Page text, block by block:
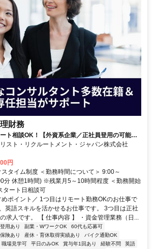
財務
ト相談OK！【外資系企業／正社員登用の可能性
モート勤務OK】経理財務
スト・リクルートメント・ジャパン株式会社
円
タイム制度 ＜勤務時間について＞ 9:00～
分 休憩1時間) ※残業月5～10時間程度 ＜勤務開始
ート日相談可
ポイント／ 1つ目はリモート勤務OKのお仕事で
英語スキルを活かせるお仕事です。 3つ目は正社
求人です。 【 仕事内容 】 ・資金管理業務（日...
用あり 副業・WワークOK
60代も応募可
険あり 産休・育休取得実績あり
バイク通勤OK
職場見学可 平日のみOK 賞与年1回あり 経験不問
英語